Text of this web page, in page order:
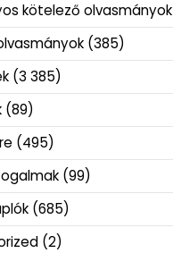
kötelező olvasmányok
(385)
(3 385)
(89)
(495)
(99)
(685)
(2)